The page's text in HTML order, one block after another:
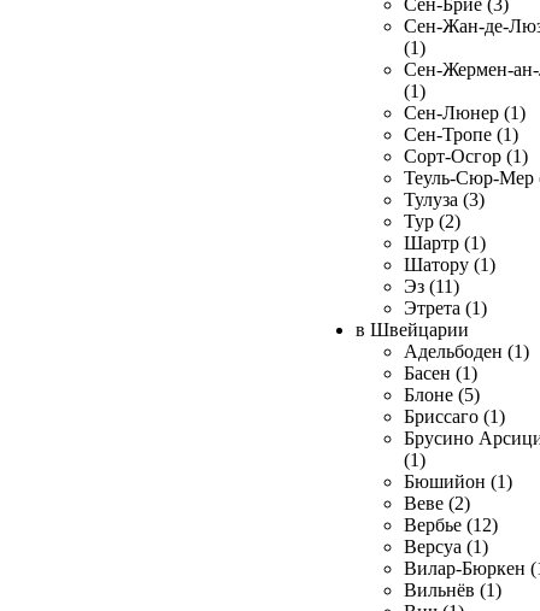
Сен-Бриё (3)
Сен-Жан-де-
(1)
Сен-Жермен-
(1)
Сен-Люнер (1)
Сен-Тропе (1)
Сорт-Осгор (1)
Теуль-Сюр-Мер
Тулуза (3)
Тур (2)
Шартр (1)
Шатору (1)
Эз (11)
Этрета (1)
в Швейцарии
Адельбоден (1)
Басен (1)
Блоне (5)
Бриссаго (1)
Брусино
(1)
Бюшийон (1)
Веве (2)
Вербье (12)
Версуа (1)
Вилар-Бюркен
Вильнёв (1)